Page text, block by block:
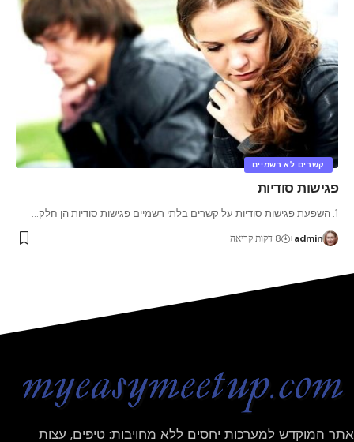
קשרים לא רשמיים
פגישות סודיות
1. השפעת פגישות סודיות על קשרים בלתי רשמיים פגישות סודיות הן חלק …
admin 8 דקות קריאה
אתר המוקדש למערכות יחסים ללא מחויבות: טיפים, עצות